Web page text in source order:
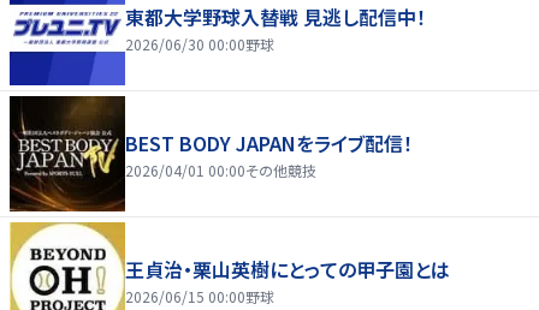
東都大学野球入替戦 見逃し配信中！
2026/06/30 00:00野球
BEST BODY JAPANをライブ配信！
2026/04/01 00:00その他競技
王貞治・栗山英樹にとっての甲子園とは
2026/06/15 00:00野球